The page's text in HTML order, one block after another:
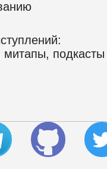
слотов, запись
панель —
пути